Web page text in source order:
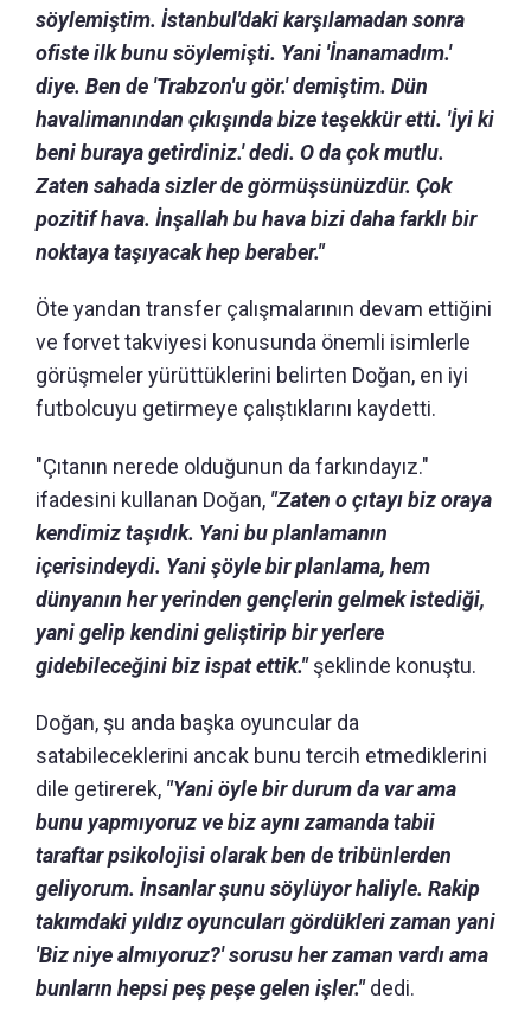
söylemiştim. İstanbul'daki karşılamadan sonra
ofiste ilk bunu söylemişti. Yani 'İnanamadım.'
diye. Ben de 'Trabzon'u gör.' demiştim. Dün
havalimanından çıkışında bize teşekkür etti. 'İyi ki
beni buraya getirdiniz.' dedi. O da çok mutlu.
Zaten sahada sizler de görmüşsünüzdür. Çok
pozitif hava. İnşallah bu hava bizi daha farklı bir
noktaya taşıyacak hep beraber."
Öte yandan transfer çalışmalarının devam ettiğini
ve forvet takviyesi konusunda önemli isimlerle
görüşmeler yürüttüklerini belirten Doğan, en iyi
futbolcuyu getirmeye çalıştıklarını kaydetti.
"Çıtanın nerede olduğunun da farkındayız."
ifadesini kullanan Doğan, "Zaten o çıtayı biz oraya
kendimiz taşıdık. Yani bu planlamanın
içerisindeydi. Yani şöyle bir planlama, hem
dünyanın her yerinden gençlerin gelmek istediği,
yani gelip kendini geliştirip bir yerlere
gidebileceğini biz ispat ettik."şeklinde konuştu.
Doğan, şu anda başka oyuncular da
satabileceklerini ancak bunu tercih etmediklerini
dile getirerek, "Yani öyle bir durum da var ama
bunu yapmıyoruz ve biz aynı zamanda tabii
taraftar psikolojisi olarak ben de tribünlerden
geliyorum. İnsanlar şunu söylüyor haliyle. Rakip
takımdaki yıldız oyuncuları gördükleri zaman yani
'Biz niye almıyoruz?' sorusu her zaman vardı ama
bunların hepsi peş peşe gelen işler."dedi.